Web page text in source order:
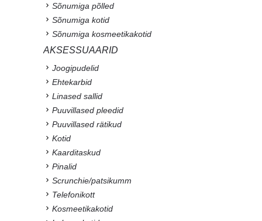
Sõnumiga põlled
Sõnumiga kotid
Sõnumiga kosmeetikakotid
AKSESSUAARID
Joogipudelid
Ehtekarbid
Linased sallid
Puuvillased pleedid
Puuvillased rätikud
Kotid
Kaarditaskud
Pinalid
Scrunchie/patsikumm
Telefonikott
Kosmeetikakotid